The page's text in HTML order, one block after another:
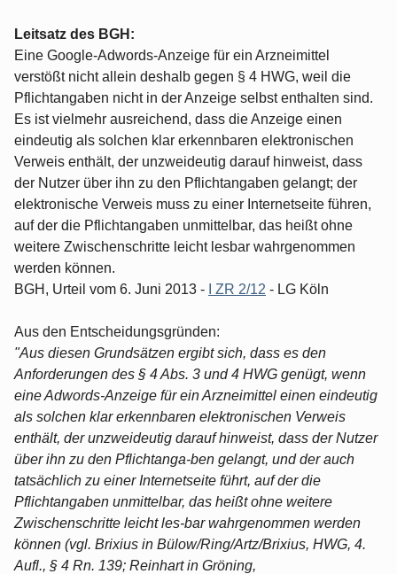
Leitsatz des BGH:
Eine Google-Adwords-Anzeige für ein Arzneimittel
verstößt nicht allein deshalb gegen § 4 HWG, weil die
Pflichtangaben nicht in der Anzeige selbst enthalten sind.
Es ist vielmehr ausreichend, dass die Anzeige einen
eindeutig als solchen klar erkennbaren elektronischen
Verweis enthält, der unzweideutig darauf hinweist, dass
der Nutzer über ihn zu den Pflichtangaben gelangt; der
elektronische Verweis muss zu einer Internetseite führen,
auf der die Pflichtangaben unmittelbar, das heißt ohne
weitere Zwischenschritte leicht lesbar wahrgenommen
werden können.
BGH, Urteil vom 6. Juni 2013 -
I ZR 2/12 - LG Köln
Aus den Entscheidungsgründen:
"Aus diesen Grundsätzen ergibt sich, dass es den
Anforderungen des § 4 Abs. 3 und 4 HWG genügt, wenn
eine Adwords-Anzeige für ein Arzneimittel einen eindeutig
als solchen klar erkennbaren elektronischen Verweis
enthält, der unzweideutig darauf hinweist, dass der Nutzer
über ihn zu den Pflichtanga-ben gelangt, und der auch
tatsächlich zu einer Internetseite führt, auf der die
Pflichtangaben unmittelbar, das heißt ohne weitere
Zwischenschritte leicht les-bar wahrgenommen werden
können (vgl. Brixius in Bülow/Ring/Artz/Brixius, HWG, 4.
Aufl., § 4 Rn. 139; Reinhart in Gröning,